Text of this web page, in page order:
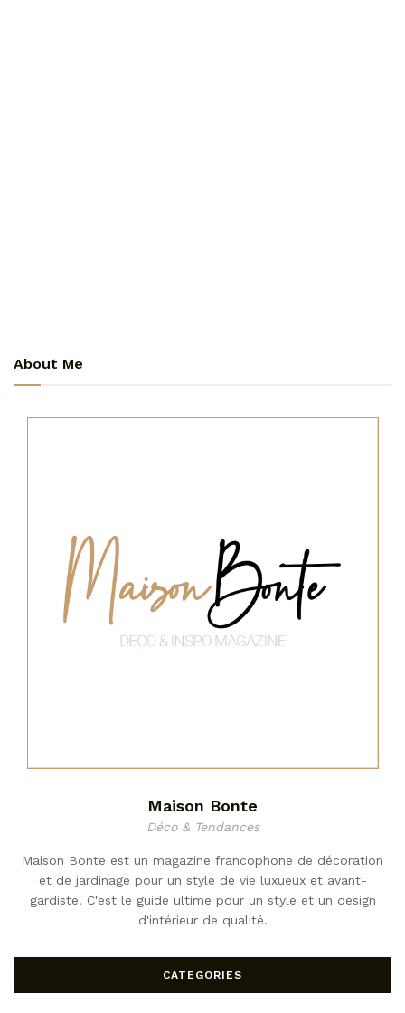
About Me
Maison Bonte
Déco & Tendances
Maison Bonte est un magazine francophone de décoration
et de jardinage pour un style de vie luxueux et avant-
gardiste. C'est le guide ultime pour un style et un design
d'intérieur de qualité.
CATEGORIES